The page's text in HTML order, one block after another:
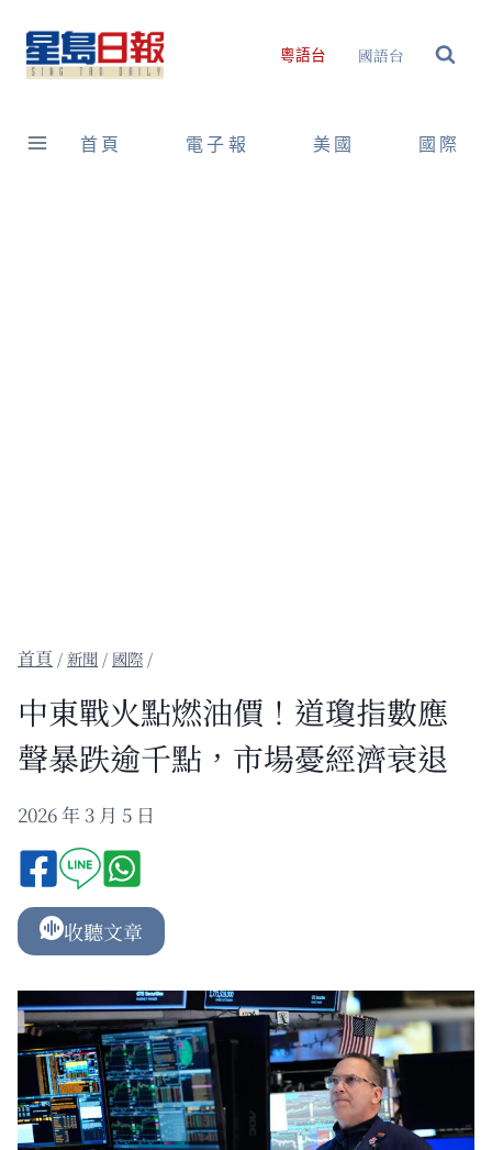
content
粵語台 國語台
首頁 電子報 美國 國際
/新聞 / 國際 /
中東戰火點燃油價！道瓊指數應
聲暴跌逾千點，市場憂經濟衰退
2026 年 3 月 5 日
收聽文章